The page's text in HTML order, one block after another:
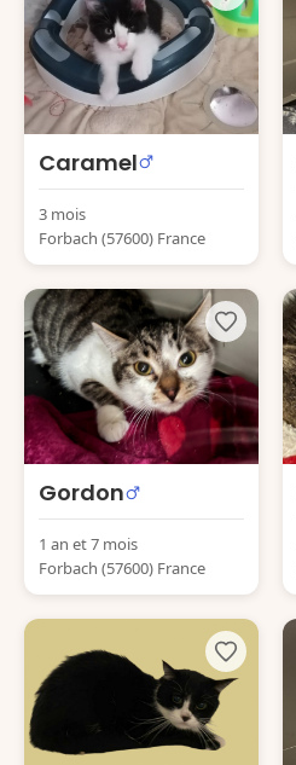
Caramel
3 mois
Forbach (57600) France
Gordon
1 an et 7 mois
Forbach (57600) France